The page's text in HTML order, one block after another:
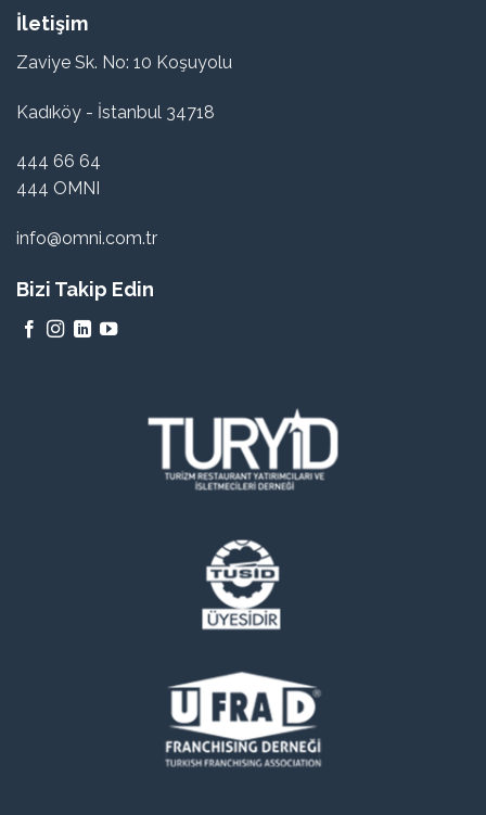
İletişim
Zaviye Sk. No: 10 Koşuyolu
Kadıköy - İstanbul 34718
444 66 64
444 OMNI
info@omni.com.tr
Bizi Takip Edin